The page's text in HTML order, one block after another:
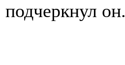
подчеркнул он.